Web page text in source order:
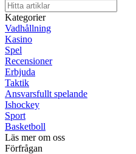
Kategorier
Vadhållning
Kasino
Spel
Recensioner
Erbjuda
Taktik
Ansvarsfullt spelande
Ishockey
Sport
Basketboll
Läs mer om oss
Förfrågan